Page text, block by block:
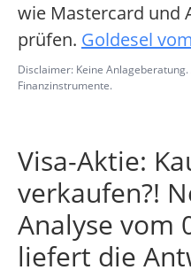
wie Mastercard und
prüfen. Goldesel
Disclaimer: Keine
Finanzinstrumente.
Visa-Aktie:
verkaufen?!
Analyse vom
liefert die